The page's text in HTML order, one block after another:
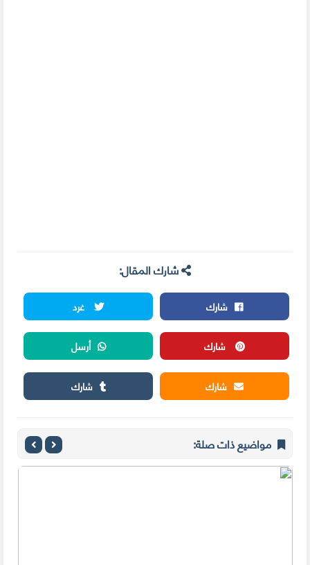
شارك المقال:
شارك
غرد
شارك
أرسل
شارك
شارك
مواضيع ذات صلة: